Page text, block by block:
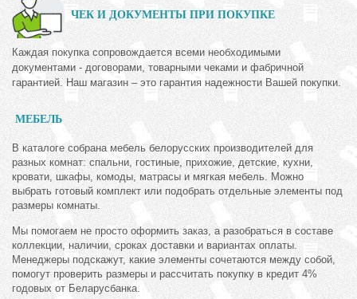
ЧЕК И ДОКУМЕНТЫ ПРИ ПОКУПКЕ
Каждая покупка сопровождается всеми необходимыми
документами - договорами, товарными чеками и фабричной
гарантией. Наш магазин – это гарантия надежности Вашей покупки.
МЕБЕЛЬ
В каталоге собрана мебель белорусских производителей для
разных комнат: спальни, гостиные, прихожие, детские, кухни,
кровати, шкафы, комоды, матрасы и мягкая мебель. Можно
выбрать готовый комплект или подобрать отдельные элементы под
размеры комнаты.
Мы помогаем не просто оформить заказ, а разобраться в составе
коллекции, наличии, сроках доставки и вариантах оплаты.
Менеджеры подскажут, какие элементы сочетаются между собой,
помогут проверить размеры и рассчитать покупку в кредит 4%
годовых от Беларусбанка.